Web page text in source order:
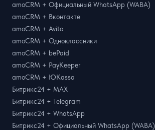
amoCRM + Официальный WhatsApp (WABA)
amoCRM + Вконтакте
amoCRM + Avito
amoCRM + Одноклассники
amoCRM + bePaid
amoCRM + PayKeeper
amoCRM + ЮKassa
Битрикс24 + MAX
Битрикс24 + Telegram
Битрикс24 + WhatsApp
Битрикс24 + Официальный WhatsApp (WABA)